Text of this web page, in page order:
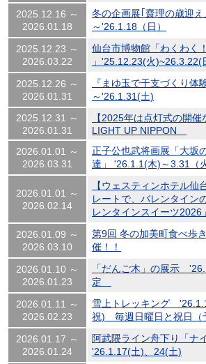
2025.12.16 ～
2026.01.18
冬の企画展｢齋理の歳迎
～'26.1.18（日）
2025.12.23 ～
2026.03.22
仙台市博物館「わくわく
」'25.12.23(火)~26.3.22(
2025.12.26 ～
2026.01.31
『まゆ玉で干支づくり
～'26.1.31(土)
2025.12.31 ～
2026.01.31
【2025年は点灯式の開
LIGHT UP NIPPON
2026.01.01 ～
2026.03.31
正子公也武将画展「大坂
達」 '26.1.1(木)～3.31（火
2026.01.01 ～
2026.02.14
【ウェスティンホテル仙
レートで、バレンタイン
レンタインスイーツ2026
2026.01.09 ～
2026.03.10
第9回 冬の加美町食べ歩
催！！
2026.01.10 ～
2026.01.23
「だんご木」の展示
定
2026.01.11 ～
2026.02.23
雪上トレッキング
祝) 毎週日曜日と祝日（
2026.01.17 ～
2026.01.24
阿武隈ライン舟下り「ナ
'26.1.17(土)、24(土)